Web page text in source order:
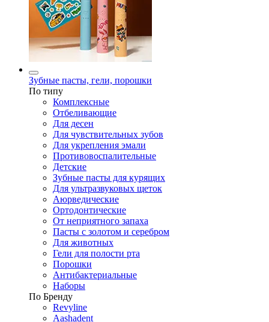
Зубные пасты, гели, порошки
По типу
Комплексные
Отбеливающие
Для десен
Для чувствительных зубов
Для укрепления эмали
Противовоспалительные
Детские
Зубные пасты для курящих
Для ультразвуковых щеток
Аюрведические
Ортодонтические
От неприятного запаха
Пасты с золотом и серебром
Для животных
Гели для полости рта
Порошки
Антибактериальные
Наборы
По Бренду
Revyline
Aashadent